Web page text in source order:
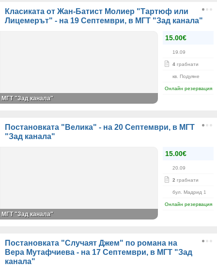
Класиката от Жан-Батист Молиер "Тартюф или
Лицемерът" - на 19 Септември, в МГТ "Зад канала"
15.00€
19.09
4 грабнати
кв. Подуяне
Онлайн резервация
МГТ "Зад канала"
Постановката "Велика" - на 20 Септември, в МГТ
"Зад канала"
15.00€
20.09
2 грабнати
бул. Мадрид 1
Онлайн резервация
МГТ "Зад канала"
Постановката "Случаят Джем" по романа на
Вера Мутафчиева - на 17 Септември, в МГТ "Зад
канала"